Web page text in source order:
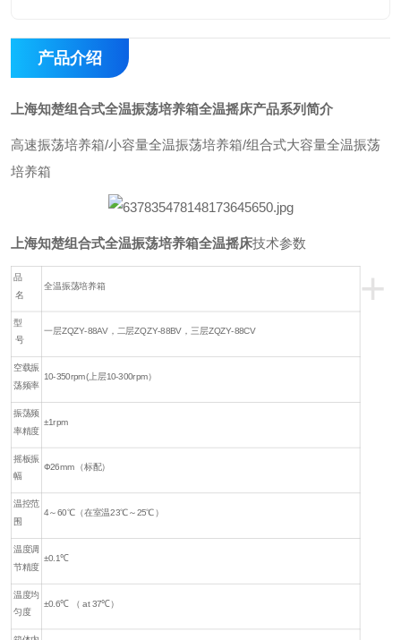
产品介绍
上海知楚组合式全温振荡培养箱全温摇床产品系列简介
高速振荡培养箱/小容量全温振荡培养箱/组合式大容量全温振荡
培养箱
上海知楚组合式全温振荡培养箱全温摇床技术参数
+
品
名
全温振荡培养箱
型
号
一层ZQZY-88AV，二层ZQZY-88BV，三层ZQZY-88CV
空载振
荡频率
10-350rpm(上层10-300rpm）
振荡频
率精度
±1rpm
摇板振
幅
Ф26mm（标配）
温控范
围
4～60℃（在室温23℃～25℃）
温度调
节精度
±0.1℃
温度均
匀度
±0.6℃ （ at 37℃）